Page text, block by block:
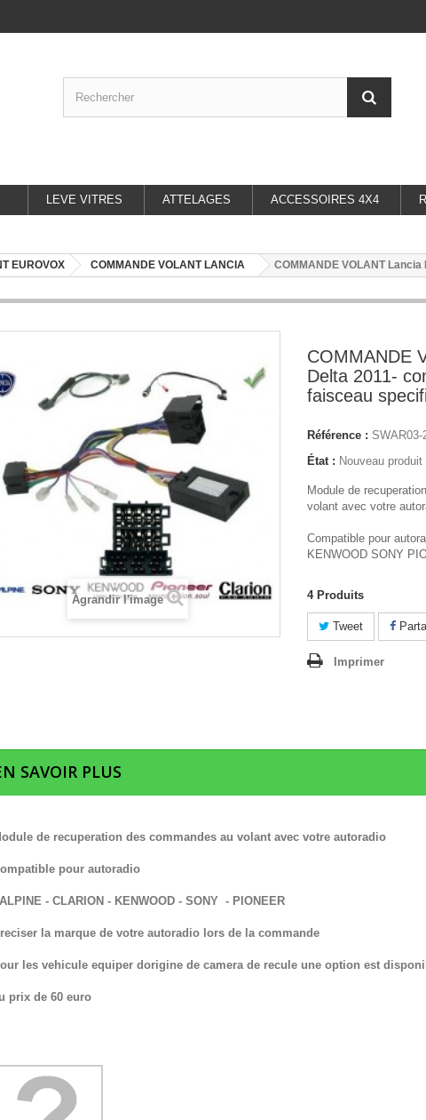
LEVE VITRES ATTELAGES ACCESSOIRES 4X4
EUROVOX COMMANDE VOLANT LANCIA COMMANDE VOLANT
Agrandir l'image
COMMANDE
Delta 2011-
faisceau
Référence : SWAR03-
État : Nouveau produit
Module de
volant avec votre
Compatible pour
KENWOOD SONY
4 Produits
Tweet
Imprimer
SAVOIR PLUS
de recuperation des commandes au volant avec votre autoradio
pour autoradio
- CLARION - KENWOOD - SONY - PIONEER
la marque de votre autoradio lors de la commande
les vehicule equiper dorigine de camera de recule une option est
prix de 60 euro